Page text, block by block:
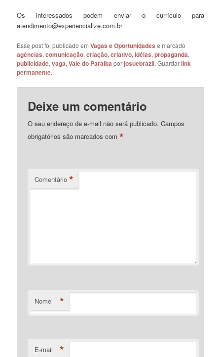
Os interessados podem enviar o currículo para
atendimento@experiencialize.com.br
Esse post foi publicado emVagas e Oportunidades e marcado
agências,comunicação,criação,criativo,idéias,propaganda,
publicidade,vaga,Vale do Paraíba porjosuebrazil. Guardarlink
permanente.
Deixe um comentário
O seu endereço de e-mail não será publicado. Campos
obrigatórios são marcados com*
Comentário *
Nome *
E-mail *